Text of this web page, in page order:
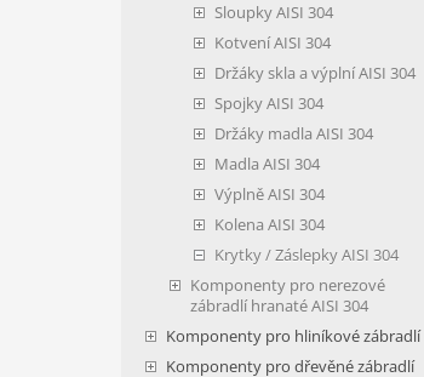
Sloupky AISI 304
Kotvení AISI 304
Držáky skla a výplní AISI 304
Spojky AISI 304
Držáky madla AISI 304
Madla AISI 304
Výplně AISI 304
Kolena AISI 304
Krytky / Záslepky AISI 304
Komponenty pro nerezové
zábradlí hranaté AISI 304
Komponenty pro hliníkové zábradlí
Komponenty pro dřevěné zábradlí